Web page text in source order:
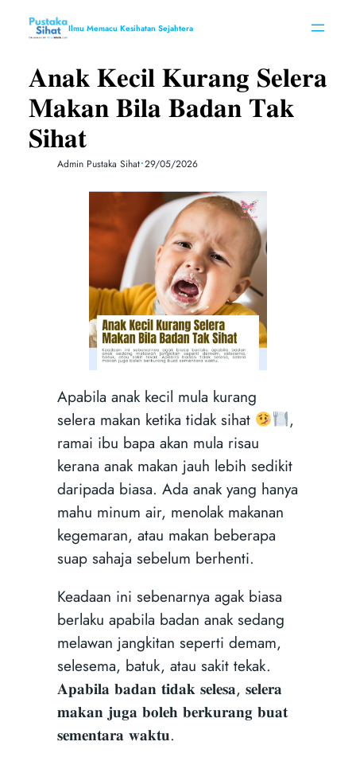
Ilmu Memacu Kesihatan Sejahtera
𝐀𝐧𝐚𝐤 𝐊𝐞𝐜𝐢𝐥 𝐊𝐮𝐫𝐚𝐧𝐠 𝐒𝐞𝐥𝐞𝐫𝐚
𝐌𝐚𝐤𝐚𝐧 𝐁𝐢𝐥𝐚 𝐁𝐚𝐝𝐚𝐧 𝐓𝐚𝐤
𝐒𝐢𝐡𝐚𝐭
Admin Pustaka Sihat•29/05/2026
Apabila anak kecil mula kurang
selera makan ketika tidak sihat
,
ramai ibu bapa akan mula risau
kerana anak makan jauh lebih sedikit
daripada biasa. Ada anak yang hanya
mahu minum air, menolak makanan
kegemaran, atau makan beberapa
suap sahaja sebelum berhenti.
Keadaan ini sebenarnya agak biasa
berlaku apabila badan anak sedang
melawan jangkitan seperti demam,
selesema, batuk, atau sakit tekak.
𝐀𝐩𝐚𝐛𝐢𝐥𝐚 𝐛𝐚𝐝𝐚𝐧 𝐭𝐢𝐝𝐚𝐤 𝐬𝐞𝐥𝐞𝐬𝐚, 𝐬𝐞𝐥𝐞𝐫𝐚
𝐦𝐚𝐤𝐚𝐧 𝐣𝐮𝐠𝐚 𝐛𝐨𝐥𝐞𝐡 𝐛𝐞𝐫𝐤𝐮𝐫𝐚𝐧𝐠 𝐛𝐮𝐚𝐭
𝐬𝐞𝐦𝐞𝐧𝐭𝐚𝐫𝐚 𝐰𝐚𝐤𝐭𝐮.